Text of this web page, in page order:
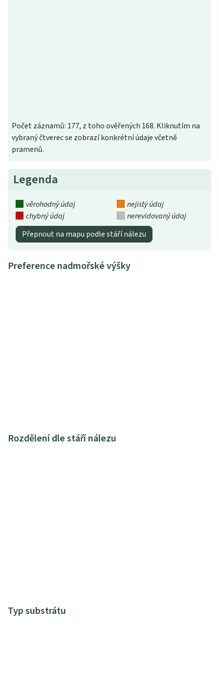
Počet záznamů: 177, z toho ověřených 168. Kliknutím na
vybraný čtverec se zobrazí konkrétní údaje včetně
pramenů.
Legenda
věrohodný údaj
nejistý údaj
chybný údaj
nerevidovaný údaj
Přepnout na mapu podle stáří nálezu
Preference nadmořské výšky
Rozdělení dle stáří nálezu
Typ substrátu